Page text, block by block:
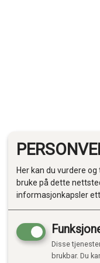
Her kan du vurdere
bruke på dette
informasjonkapsler
Disse
brukbar. Du